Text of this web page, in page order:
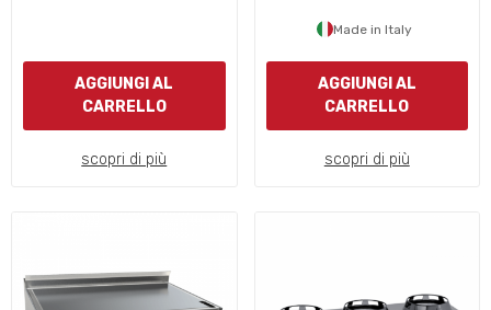
AGGIUNGI AL
CARRELLO
scopri di più
Made in Italy
AGGIUNGI AL
CARRELLO
scopri di più